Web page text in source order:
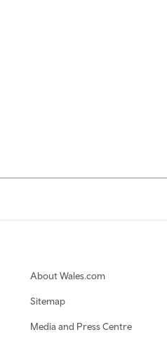
About Wales.com
Sitemap
Media and Press Centre